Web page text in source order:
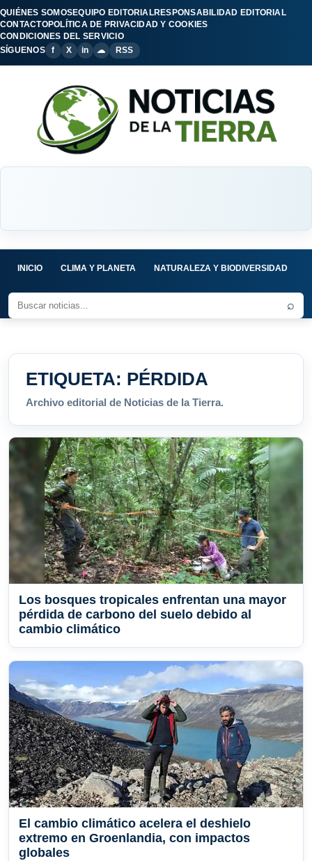
QUIÉNES SOMOSEQUIPO EDITORIALRESPONSABILIDAD EDITORIAL
CONTACTOPOLÍTICA DE PRIVACIDAD Y COOKIES
CONDICIONES DEL SERVICIO
SÍGUENOS
f X in ☁ RSS
INICIO CLIMA Y PLANETA NATURALEZA Y BIODIVERSIDAD
⌕
ETIQUETA: PÉRDIDA
Archivo editorial de Noticias de la Tierra.
Los bosques tropicales enfrentan una mayor
pérdida de carbono del suelo debido al
cambio climático
El cambio climático acelera el deshielo
extremo en Groenlandia, con impactos
globales